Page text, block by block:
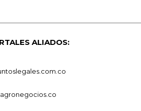
ALIADOS:
agronegocios.co